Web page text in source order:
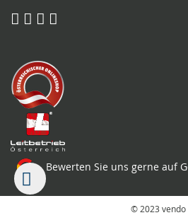
Bewerten Sie uns gerne auf
© 2023 vendo